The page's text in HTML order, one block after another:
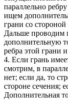
параллельно
ищем
грани со
Дальше проводим
дополнительную
ребра этой грани
4. Если грань
смотрим, в
нет; если да, то
стороне сечения;
Дополнительная